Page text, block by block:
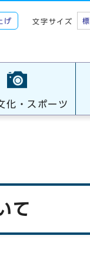
げ 文字サイズ
化・スポーツ
て